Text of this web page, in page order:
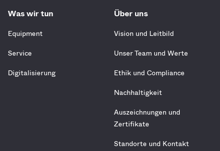
Was wir tun
Equipment
Service
Digitalisierung
Über uns
Vision und Leitbild
Unser Team und Werte
Ethik und Compliance
Nachhaltigkeit
Auszeichnungen und
Zertifikate
Standorte und Kontakt